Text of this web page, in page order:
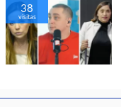
38
visitas